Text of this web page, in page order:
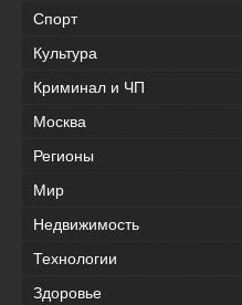
Спорт
Культура
Криминал и ЧП
Москва
Регионы
Мир
Недвижимость
Технологии
Здоровье